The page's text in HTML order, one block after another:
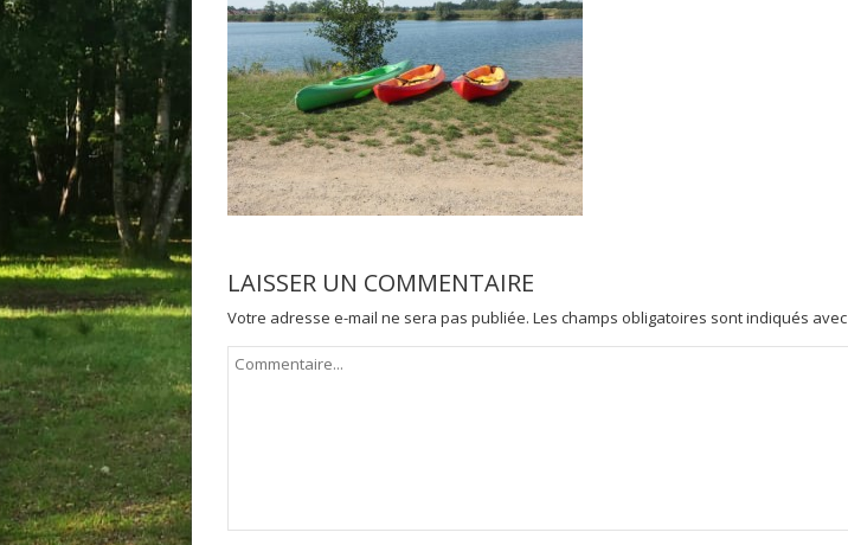
LAISSER UN COMMENTAIRE
Votre adresse e-mail ne sera pas publiée. Les champs obligatoires sont indiqués avec